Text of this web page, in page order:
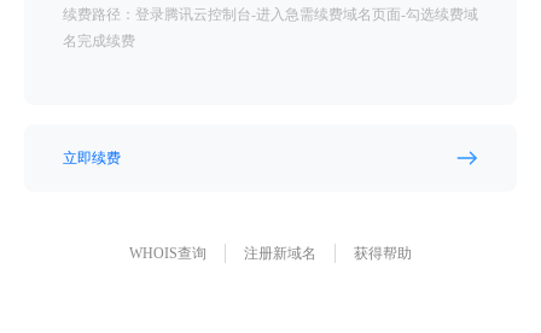
续费路径：登录腾讯云控制台-进入急需续费域名页面-勾选续费域
名完成续费
立即续费
WHOIS查询 注册新域名 获得帮助